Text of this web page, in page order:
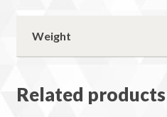
Weight
Related products